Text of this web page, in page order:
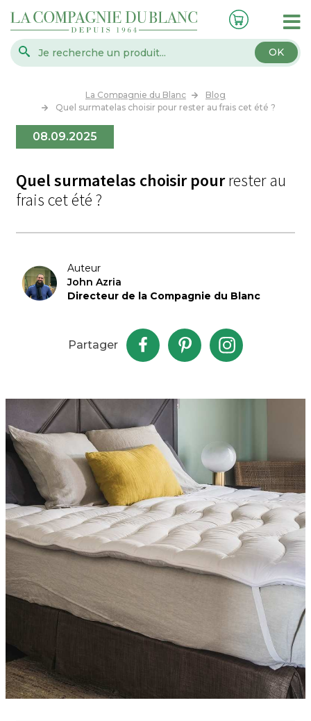
OK
La Compagnie du Blanc
Blog
Quel surmatelas choisir pour rester au frais cet été ?
08.09.2025
Quel surmatelas choisir pourrester au
frais cet été ?
Auteur
John Azria
Directeur de la Compagnie du Blanc
Partager